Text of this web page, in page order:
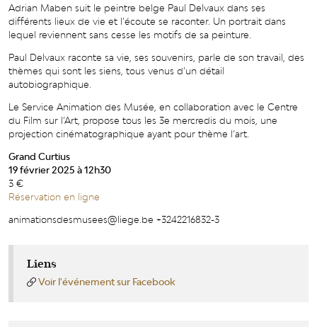
Adrian Maben suit le peintre belge Paul Delvaux dans ses
différents lieux de vie et l’écoute se raconter. Un portrait dans
lequel reviennent sans cesse les motifs de sa peinture.
Paul Delvaux raconte sa vie, ses souvenirs, parle de son travail, des
thèmes qui sont les siens, tous venus d’un détail
autobiographique.
Le Service Animation des Musée, en collaboration avec le Centre
du Film sur l’Art, propose tous les 3e mercredis du mois, une
projection cinématographique ayant pour thème l’art.
Grand Curtius
19 février 2025 à 12h30
3 €
Réservation en ligne
animationsdesmusees@liege.be +3242216832-3
Liens
Voir l'événement sur Facebook